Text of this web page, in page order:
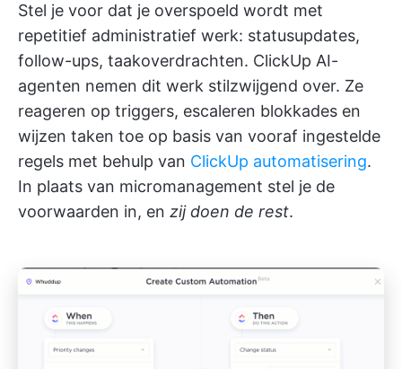
Stel je voor dat je overspoeld wordt met
repetitief administratief werk: statusupdates,
follow-ups, taakoverdrachten. ClickUp AI-
agenten nemen dit werk stilzwijgend over. Ze
reageren op triggers, escaleren blokkades en
wijzen taken toe op basis van vooraf ingestelde
regels met behulp van ClickUp automatisering.
In plaats van micromanagement stel je de
voorwaarden in, en zij doen de rest.